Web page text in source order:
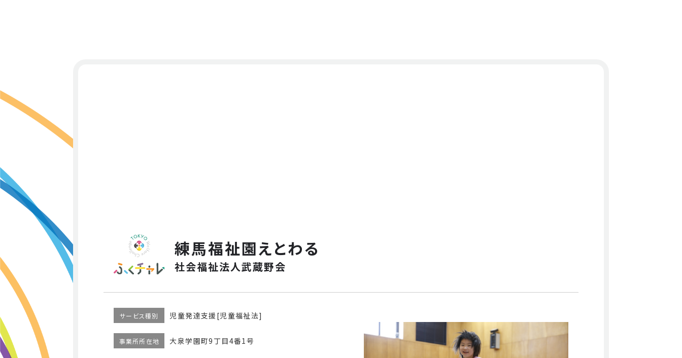
練馬福祉園えとわる
社会福祉法人武蔵野会
サービス種別 児童発達支援[児童福祉法]
事業所所在地 大泉学園町9丁目4番1号